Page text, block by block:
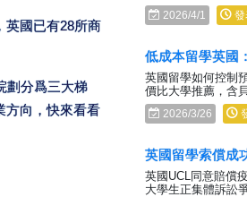
英國已有28所商
劃分爲三大梯
方向，快來看看
2026/4/1
低成本留學英國
英國留學如何控制
價比大學推薦，含
2026/3/26
英國留學索償成
英國UCL同意賠償
大學生正集體訴訟